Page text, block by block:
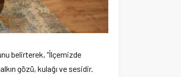
belirterek, “İlçemizde
gözü, kulağı ve sesidir.